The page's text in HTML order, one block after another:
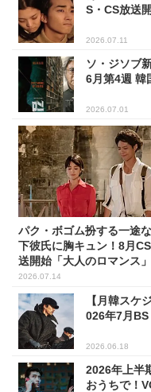
S・CS放送
2026.07.11
ソ・ジソブ
6月第4週 韓
2026.07.01
パク・ボゴム扮する一途
下彼氏に胸キュン！8月
送開始「大人のロマンス」
韓...
2026.07.14
【月韓スケ
026年7月
2026.06.18
2026年上半
おうちで！